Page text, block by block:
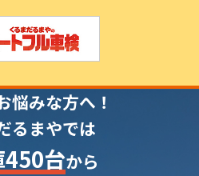
悩みな方へ！
るまやでは
台から